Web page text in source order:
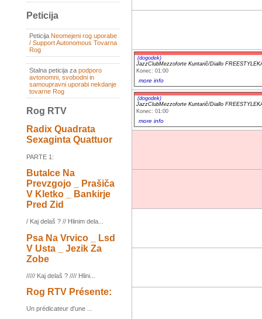
Peticija
Peticija Neomejeni rog uporabe
/ Support Autonomous Tovarna
Rog
Stalna peticija za podporo
avtonomni, svobodni in
samoupravni uporabi nekdanje
tovarne Rog
Rog RTV
Radix Quadrata
Sexaginta Quattuor
PARTE 1:
Butalce Na
Prevzgojo _ Prašiča
V Kletko _ Bankirje
Pred Zid
/ Kaj delaš ? // Hlinim dela...
Psa Na Vrvico _ Lsd
V Usta _ Jezik Za
Zobe
///// Kaj delaš ? //// Hlini...
Rog RTV Présente:
Un prédicateur d'une ...
(dogodek)
JazzClubMezzoforte Kuntarič/Diallo
Konec: 01:00
more info
(dogodek)
JazzClubMezzoforte Kuntarič/Diallo
Konec: 01:00
more info